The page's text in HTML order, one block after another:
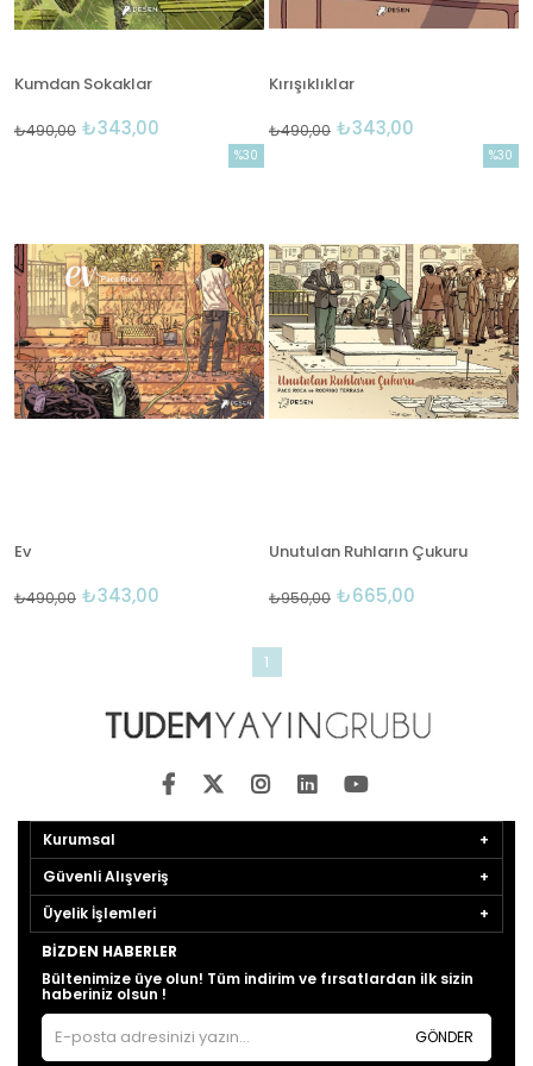
Kumdan Sokaklar
₺343,00
₺490,00
Kırışıklıklar
₺343,00
₺490,00
Ev
₺343,00
₺490,00
%30
Unutulan Ruhların Çukuru
₺665,00
₺950,00
%30
1
Kurumsal
Güvenli Alışveriş
Üyelik İşlemleri
BIZDEN HABERLER
Bültenimize üye olun! Tüm indirim ve fırsatlardan ilk sizin
haberiniz olsun !
GÖNDER